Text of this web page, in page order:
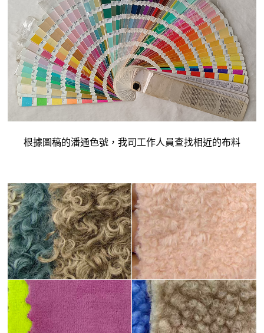
根據圖稿的潘通色號，我司工作人員查找相近的布料